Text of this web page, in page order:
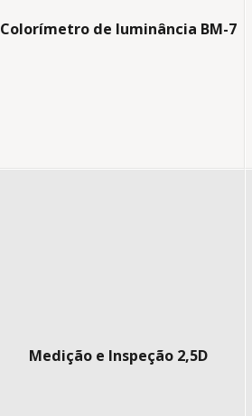
Colorímetro de luminância BM-7
Medição e Inspeção 2,5D